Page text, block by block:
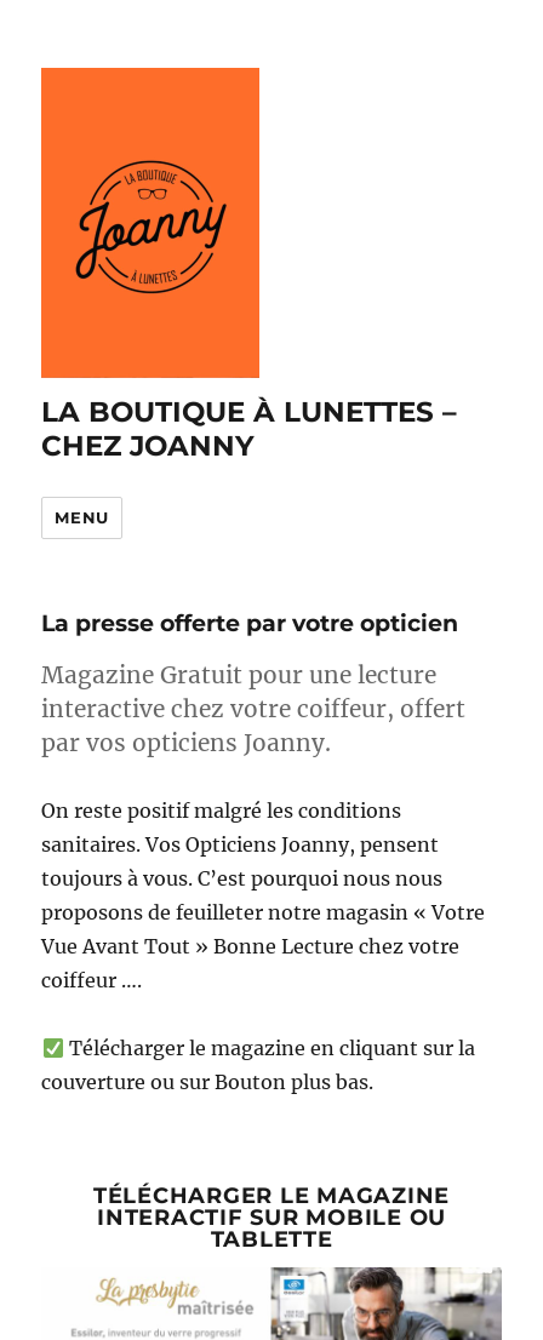
LA BOUTIQUE À LUNETTES –
CHEZ JOANNY
MENU
La presse offerte par votre opticien
Magazine Gratuit pour une lecture
interactive chez votre coiffeur, offert
par vos opticiens Joanny.
On reste positif malgré les conditions
sanitaires. Vos Opticiens Joanny, pensent
toujours à vous. C’est pourquoi nous nous
proposons de feuilleter notre magasin « Votre
Vue Avant Tout » Bonne Lecture chez votre
coiffeur ….
Télécharger le magazine en cliquant sur la
couverture ou sur Bouton plus bas.
TÉLÉCHARGER LE MAGAZINE
INTERACTIF SUR MOBILE OU
TABLETTE